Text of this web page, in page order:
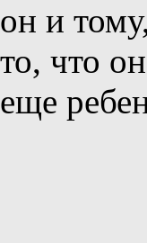
он и
то, что
еще